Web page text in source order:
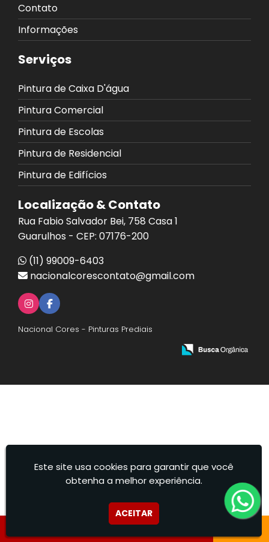
Contato
Informações
Serviços
Pintura de Caixa D'água
Pintura Comercial
Pintura de Escolas
Pintura de Residencial
Pintura de Edifícios
Localização & Contato
Rua Fabio Salvador Bei, 758 Casa 1
Guarulhos - CEP: 07176-200
(11) 99009-6403
nacionalcorescontato@gmail.com
Nacional Cores - Pinturas Prediais
Este site usa cookies para garantir que você
obtenha a melhor experiência.
ACEITAR